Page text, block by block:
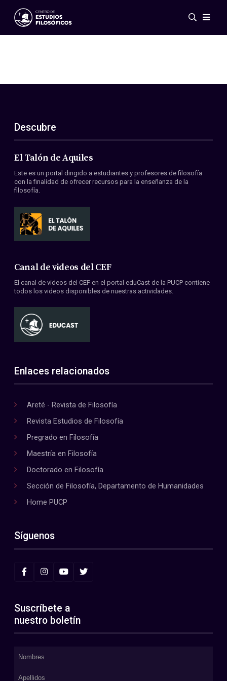
Eventos
ES
EN
Acerca de nosotros
Miembros
Convenios
Descubre
El Talón de Aquiles
Este es un portal dirigido a estudiantes y profesores de filosofía
con la finalidad de ofrecer recursos para la enseñanza de la
filosofía.
Canal de videos del CEF
El canal de videos del CEF en el portal eduCast de la PUCP contiene
todos los videos disponibles de nuestras actividades.
Enlaces relacionados
Areté - Revista de Filosofía
Revista Estudios de Filosofía
Pregrado en Filosofía
Maestría en Filosofía
Doctorado en Filosofía
Sección de Filosofía, Departamento de Humanidades
Home PUCP
Síguenos
Suscríbete a
nuestro boletín